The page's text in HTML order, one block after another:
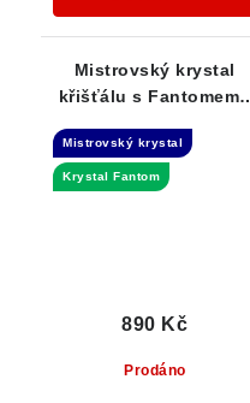
Mistrovský krystal
křišťálu s Fantomem -
Mistrovský krystal
Krystal Fantom
Prodáno
890 Kč